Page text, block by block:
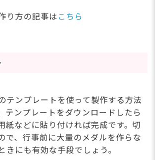
り方の記事は こちら
テンプレートを使って製作する方法
テンプレートをダウンロードしたら
紙などに貼り付ければ完成です。切
で、行事前に大量のメダルを作らな
きにも有効な手段でしょう。